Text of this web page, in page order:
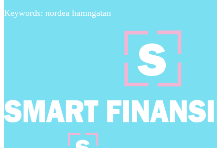
Keywords: nordea hamngatan